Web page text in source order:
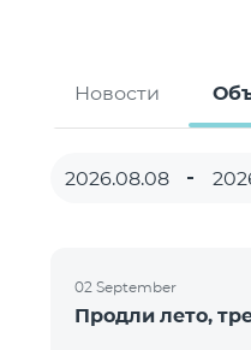
Новости
02 September
Продли лето,